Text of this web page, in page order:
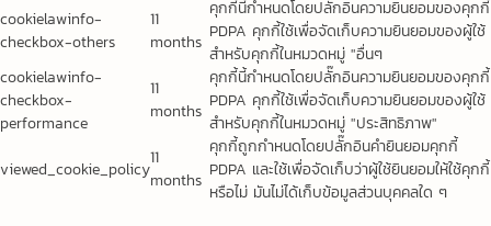
cookielawinfo-
checkbox-others
11
months
คุกกี้นี้กำหนดโดยปลั๊กอินความยินยอมของคุกกี้
PDPA คุกกี้ใช้เพื่อจัดเก็บความยินยอมของผู้ใช้
สำหรับคุกกี้ในหมวดหมู่ "อื่นๆ
cookielawinfo-
checkbox-
performance
11
months
คุกกี้นี้กำหนดโดยปลั๊กอินความยินยอมของคุกกี้
PDPA คุกกี้ใช้เพื่อจัดเก็บความยินยอมของผู้ใช้
สำหรับคุกกี้ในหมวดหมู่ "ประสิทธิภาพ"
viewed_cookie_policy
11
months
คุกกี้ถูกกำหนดโดยปลั๊กอินคำยินยอมคุกกี้
PDPA และใช้เพื่อจัดเก็บว่าผู้ใช้ยินยอมให้ใช้คุกกี้
หรือไม่ มันไม่ได้เก็บข้อมูลส่วนบุคคลใด ๆ